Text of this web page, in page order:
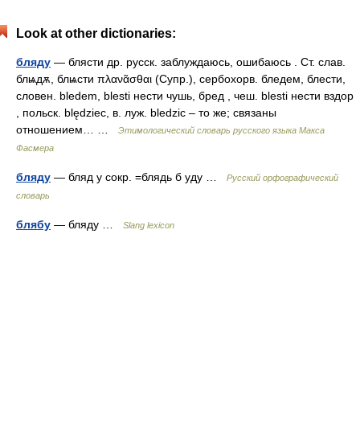
Look at other dictionaries:
бляду — блясти др. русск. заблуждаюсь, ошибаюсь . Ст. слав.
блѩдѫ, блѩсти πλανᾶσθαι (Супр.), сербохорв. бледем, блести,
словен. bledem, blesti нести чушь, бред , чеш. blesti нести вздор
, польск. blędziec, в. луж. bledzic – то же; связаны
отношением… …
Этимологический словарь русского языка Макса
Фасмера
бляду — бляд у сокр. =блядь б уду …
Русский орфографический
словарь
блябу — бляду … Slang lexicon